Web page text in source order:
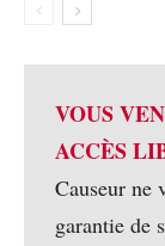
VOUS
ACCÈS
Causeur ne
garantie de